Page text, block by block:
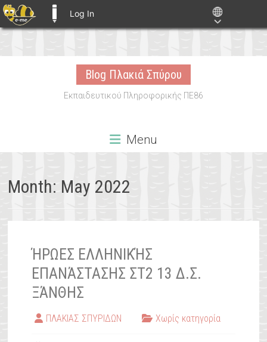
Log In
Blog Πλακιά Σπύρου
Εκπαιδευτικού Πληροφορικής ΠΕ86
Menu
Month: May 2022
ΉΡΩΕΣ ΕΛΛΗΝΙΚΉΣ
ΕΠΑΝΆΣΤΑΣΗΣ ΣΤ2 13 Δ.Σ.
ΞΆΝΘΗΣ
ΠΛΑΚΙΑΣ ΣΠΥΡΙΔΩΝ Χωρίς κατηγορία